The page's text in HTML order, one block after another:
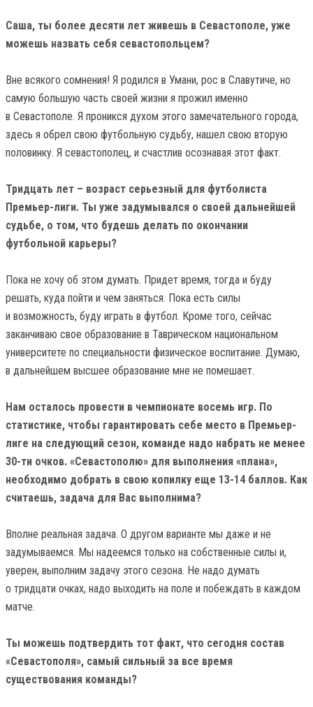
Саша, ты более десяти лет живешь в Севастополе, уже
можешь назвать себя севастопольцем?
Вне всякого сомнения! Я родился в Умани, рос в Славутиче, но
самую большую часть своей жизни я прожил именно
в Севастополе. Я проникся духом этого замечательного города,
здесь я обрел свою футбольную судьбу, нашел свою вторую
половинку. Я севастополец, и счастлив осознавая этот факт.
Тридцать лет – возраст серьезный для футболиста
Премьер-лиги. Ты уже задумывался о своей дальнейшей
судьбе, о том, что будешь делать по окончании
футбольной карьеры?
Пока не хочу об этом думать. Придет время, тогда и буду
решать, куда пойти и чем заняться. Пока есть силы
и возможность, буду играть в футбол. Кроме того, сейчас
заканчиваю свое образование в Таврическом национальном
университете по специальности физическое воспитание. Думаю,
в дальнейшем высшее образование мне не помешает.
Нам осталось провести в чемпионате восемь игр. По
статистике, чтобы гарантировать себе место в Премьер-
лиге на следующий сезон, команде надо набрать не менее
30-ти очков. «Севастополю» для выполнения «плана»,
необходимо добрать в свою копилку еще 13-14 баллов. Как
считаешь, задача для Вас выполнима?
Вполне реальная задача. О другом варианте мы даже и не
задумываемся. Мы надеемся только на собственные силы и,
уверен, выполним задачу этого сезона. Не надо думать
о тридцати очках, надо выходить на поле и побеждать в каждом
матче.
Ты можешь подтвердить тот факт, что сегодня состав
«Севастополя», самый сильный за все время
существования команды?